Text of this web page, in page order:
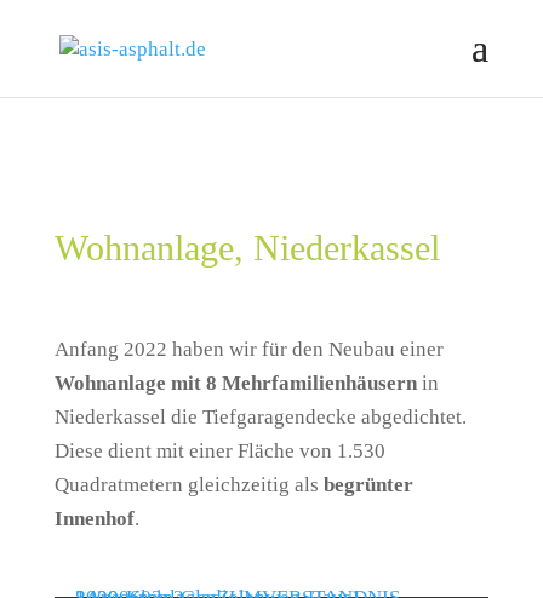
Wohnanlage, Niederkassel
Anfang 2022 haben wir für den Neubau einer
Wohnanlage mit 8 Mehrfamilienhäusernin
Niederkassel die Tiefgaragendecke abgedichtet.
Diese dient mit einer Fläche von 1.530
Quadratmetern gleichzeitig als begrünter
Innenhof.